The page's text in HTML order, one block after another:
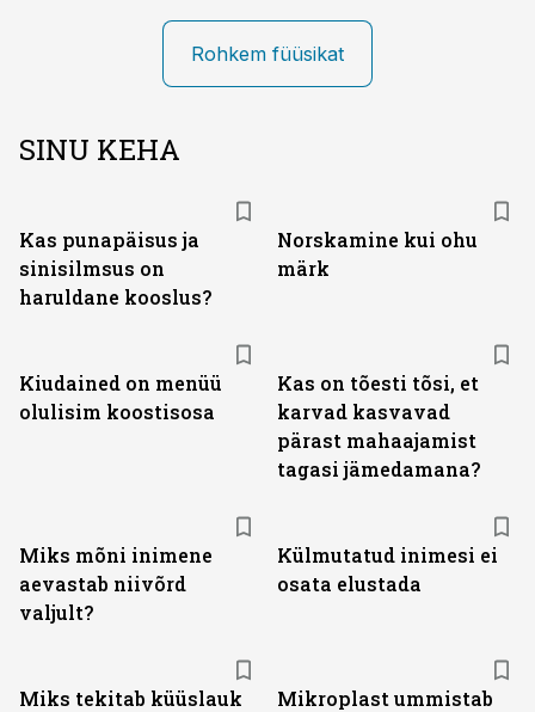
Rohkem füüsikat
SINU KEHA
Kas punapäisus ja
sinisilmsus on
haruldane kooslus?
Norskamine kui ohu
märk
Kiudained on menüü
olulisim koostisosa
Kas on tõesti tõsi, et
karvad kasvavad
pärast mahaajamist
tagasi jämedamana?
Miks mõni inimene
aevastab niivõrd
valjult?
Külmutatud inimesi ei
osata elustada
Miks tekitab küüslauk Mikroplast ummistab